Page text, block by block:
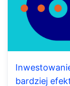
bardziej